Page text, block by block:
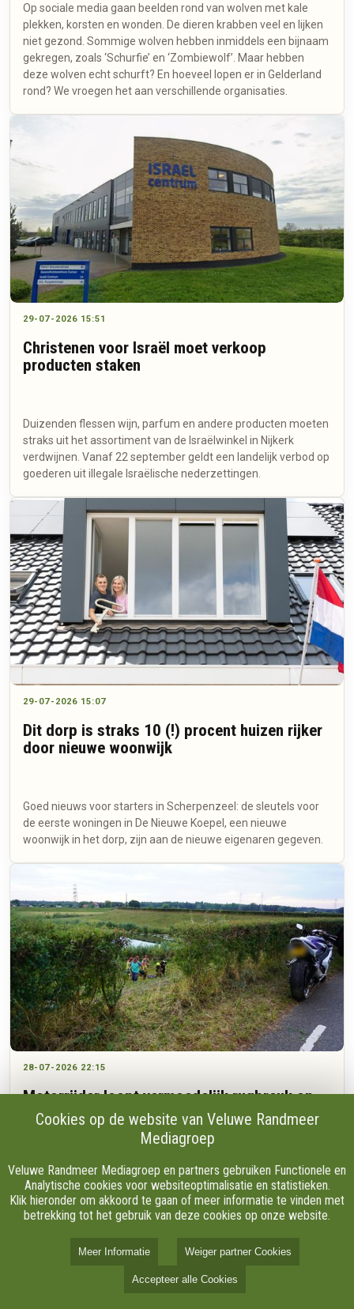
Op sociale media gaan beelden rond van wolven met kale
plekken, korsten en wonden. De dieren krabben veel en lijken
niet gezond. Sommige wolven hebben inmiddels een bijnaam
gekregen, zoals ‘Schurfie’ en ‘Zombiewolf’. Maar hebben
deze wolven echt schurft? En hoeveel lopen er in Gelderland
rond? We vroegen het aan verschillende organisaties.
29-07-2026 15:51
Christenen voor Israël moet verkoop
producten staken
Duizenden flessen wijn, parfum en andere producten moeten
straks uit het assortiment van de Israëlwinkel in Nijkerk
verdwijnen. Vanaf 22 september geldt een landelijk verbod op
goederen uit illegale Israëlische nederzettingen.
29-07-2026 15:07
Dit dorp is straks 10 (!) procent huizen rijker
door nieuwe woonwijk
Goed nieuws voor starters in Scherpenzeel: de sleutels voor
de eerste woningen in De Nieuwe Koepel, een nieuwe
woonwijk in het dorp, zijn aan de nieuwe eigenaren gegeven.
28-07-2026 22:15
Motorrijder loopt vermoedelijk rugbreuk op
bij ongeval
Een motorrijder is dinsdagavond om 21.00 uur zwaargewond
geraakt bij een verkeersongeval op de Werverdijk in
Wapenveld. Het slachtoffer moest gestabiliseerd worden,
omdat hij mogelijk zijn rug brak.
Cookies op de website van Veluwe Randmeer
Mediagroep
Veluwe Randmeer Mediagroep en partners gebruiken Functionele en
Analytische cookies voor websiteoptimalisatie en statistieken.
Klik hieronder om akkoord te gaan of meer informatie te vinden met
betrekking tot het gebruik van deze cookies op onze website.
Meer Informatie Weiger partner Cookies
Accepteer alle Cookies